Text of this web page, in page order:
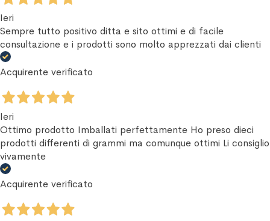
Ieri
Sempre tutto positivo ditta e sito ottimi e di facile
consultazione e i prodotti sono molto apprezzati dai clienti
Acquirente verificato
Ieri
Ottimo prodotto Imballati perfettamente Ho preso dieci
prodotti differenti di grammi ma comunque ottimi Li consiglio
vivamente
Acquirente verificato